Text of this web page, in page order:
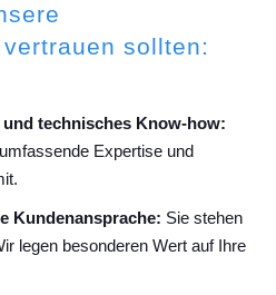
sollten:
technisches Know-how:
Expertise und
Kundenansprache: Sie stehen
legen besonderen Wert auf Ihre